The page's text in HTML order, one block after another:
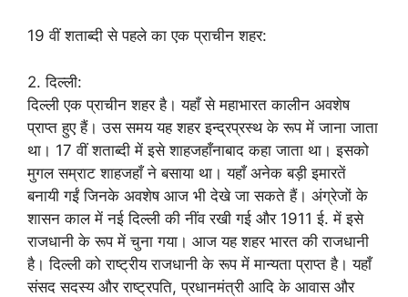
19 वीं शताब्दी से पहले का एक प्राचीन शहर:
2. दिल्ली:
दिल्ली एक प्राचीन शहर है। यहाँ से महाभारत कालीन अवशेष
प्राप्त हुए हैं। उस समय यह शहर इन्द्रप्रस्थ के रूप में जाना जाता
था। 17 वीं शताब्दी में इसे शाहजहाँनाबाद कहा जाता था। इसको
मुगल सम्राट शाहजहाँ ने बसाया था। यहाँ अनेक बड़ी इमारतें
बनायी गईं जिनके अवशेष आज भी देखे जा सकते हैं। अंग्रेजों के
शासन काल में नई दिल्ली की नींव रखी गई और 1911 ई. में इसे
राजधानी के रूप में चुना गया। आज यह शहर भारत की राजधानी
है। दिल्ली को राष्ट्रीय राजधानी के रूप में मान्यता प्राप्त है। यहाँ
संसद सदस्य और राष्ट्रपति, प्रधानमंत्री आदि के आवास और